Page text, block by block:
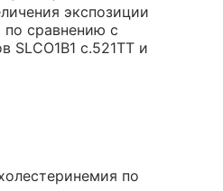
экспозиции
по сравнению с
SLCO1B1 с.521ТТ и
по